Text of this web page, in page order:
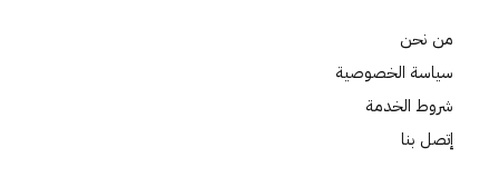
من نحن
سياسة الخصوصية
شروط الخدمة
إتصل بنا